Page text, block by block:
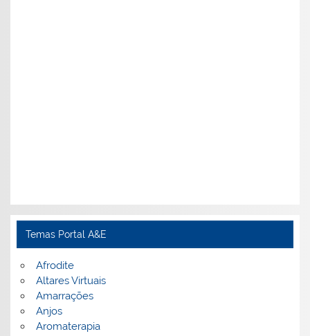
Temas Portal A&E
Afrodite
Altares Virtuais
Amarrações
Anjos
Aromaterapia